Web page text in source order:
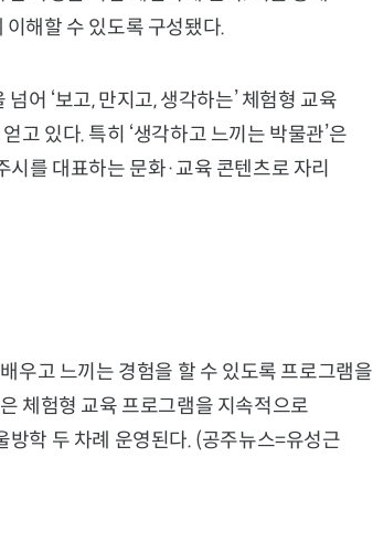
해할 수 있도록 구성됐다.
어 ‘보고, 만지고, 생각하는’ 체험형 교육
고 있다. 특히 ‘생각하고 느끼는 박물관’은
를 대표하는 문화·교육 콘텐츠로 자리
우고 느끼는 경험을 할 수 있도록 프로그램을
체험형 교육 프로그램을 지속적으로
학 두 차례 운영된다. (공주뉴스=유성근